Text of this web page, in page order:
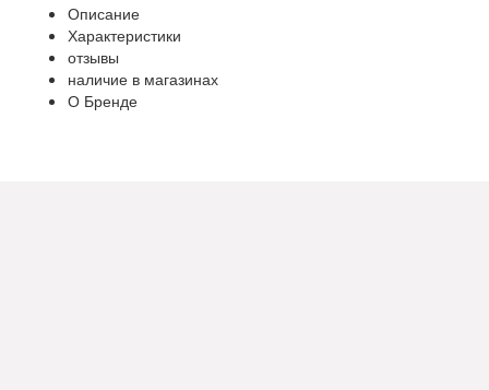
Описание
Характеристики
отзывы
наличие в магазинах
О Бренде